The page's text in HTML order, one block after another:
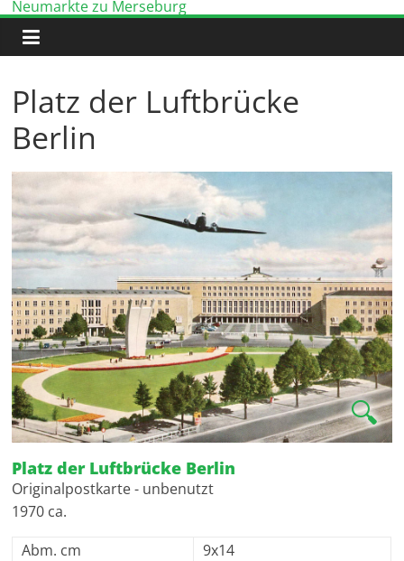
Neumarkte zu Merseburg
Platz der Luftbrücke
Berlin
🔍
Platz der Luftbrücke Berlin
Originalpostkarte - unbenutzt
1970 ca.
Abm. cm
9x14